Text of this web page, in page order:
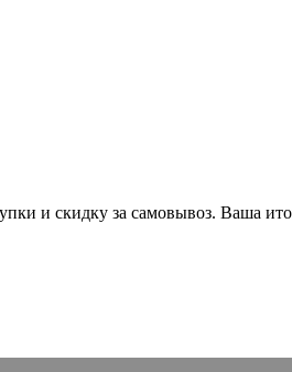
и скидку за самовывоз. Ваша